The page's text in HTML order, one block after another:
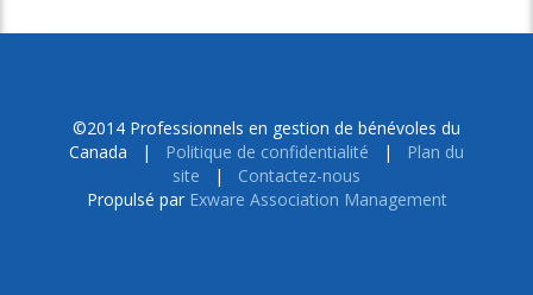
©2014 Professionnels en gestion de bénévoles du
Canada |
Politique de confidentialité |
Plan du
site | Contactez-nous
Propulsé par Exware Association Management